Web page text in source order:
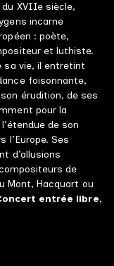
XVIIe siècle,
incarne
: poète,
et luthiste.
sa vie, il entretint
foisonnante,
érudition, de ses
pour la
de son
l’Europe. Ses
d’allusions
de
Mont, Hacquart ou
entrée libre,